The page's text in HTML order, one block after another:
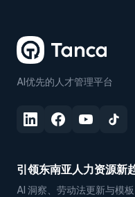
AI优先的人才管理平台
引领东南亚人力资源新
AI 洞察、劳动法更新与模